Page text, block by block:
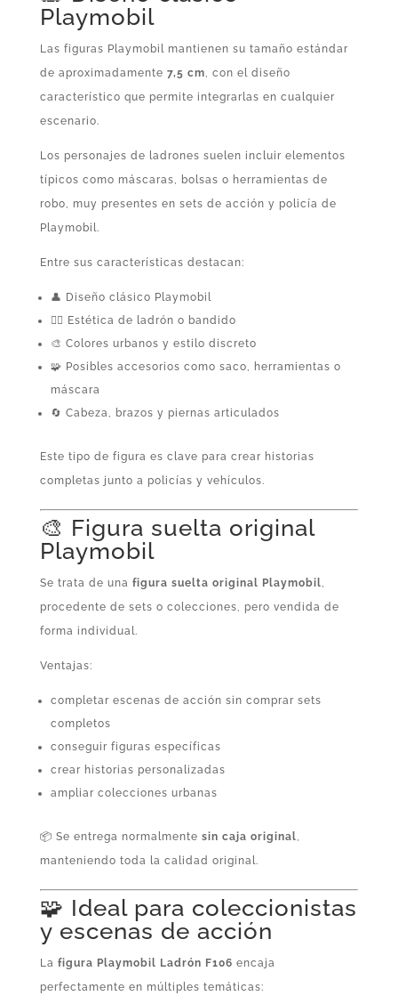
Playmobil
Las figuras Playmobil mantienen su tamaño estándar
de aproximadamente 7,5 cm , con el diseño
característico que permite integrarlas en cualquier
escenario.
Los personajes de ladrones suelen incluir elementos
típicos como máscaras, bolsas o herramientas de
robo, muy presentes en sets de acción y policía de
Playmobil.
Entre sus características destacan:
👤 Diseño clásico Playmobil
🕵️‍♂️ Estética de ladrón o bandido
🎨 Colores urbanos y estilo discreto
🧩 Posibles accesorios como saco, herramientas o
máscara
🔄 Cabeza, brazos y piernas articulados
Este tipo de figura es clave para crear historias
completas junto a policías y vehículos.
🎨 Figura suelta original
Playmobil
Se trata de una figura suelta original Playmobil
procedente de sets o colecciones, pero vendida de
forma individual.
Ventajas:
completar escenas de acción sin comprar sets
completos
conseguir figuras específicas
crear historias personalizadas
ampliar colecciones urbanas
📦 Se entrega normalmente sin caja original
manteniendo toda la calidad original.
🧩 Ideal para coleccionistas
y escenas de acción
La figura Playmobil Ladrón F106 encaja
perfectamente en múltiples temáticas: